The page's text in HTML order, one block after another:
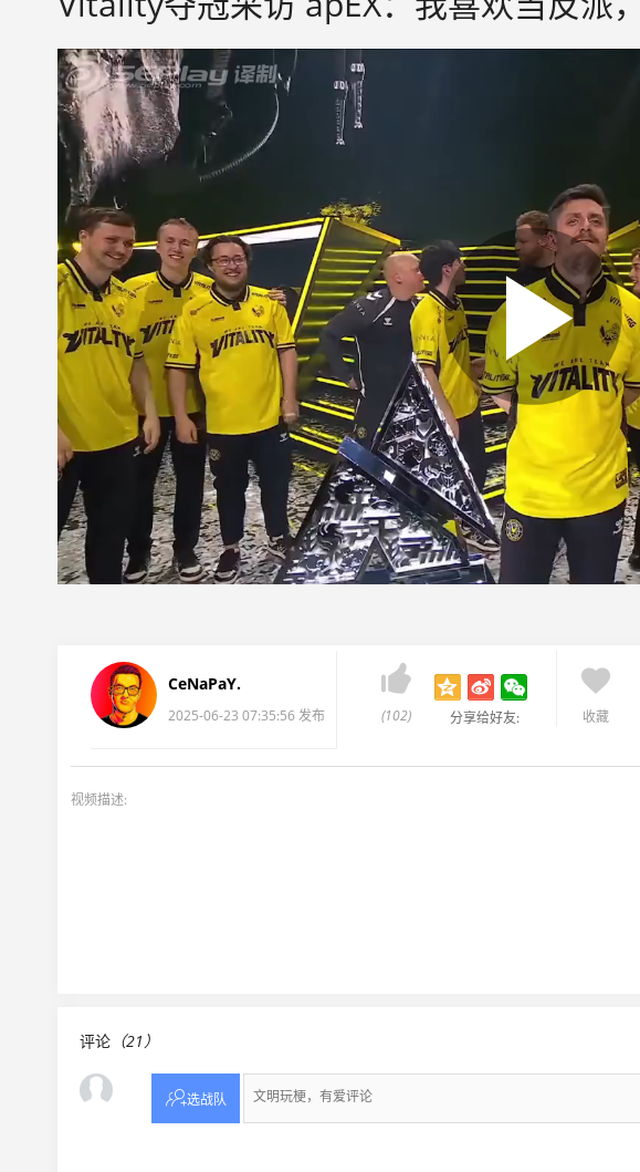
CeNaPaY.
2025-06-23 07:35:56 发布

(102) 分享给好友:

收藏
视频描述:
评论 （21）
选战队